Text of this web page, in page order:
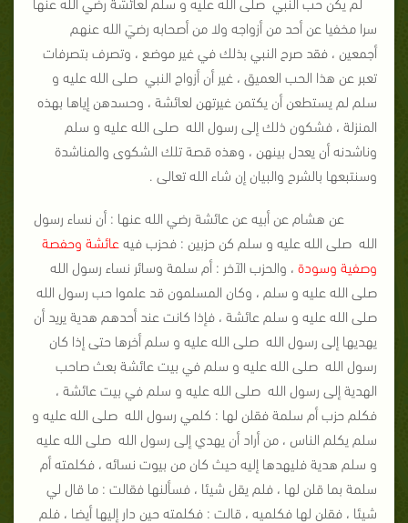
سرا مخفيا عن أحد من أزواجه ولا من أصحابه رضيَ الله عنهم
أجمعين ، فقد صرح النبي بذلك في غير موضع ، وتصرف بتصرفات
تعبر عن هذا الحب العميق ، غير أن أزواج النبي صلى الله عليه و
سلم لم يستطعن أن يكتمن غيرتهن لعائشة ، وحسدهن إياها بهذه
المنزلة ، فشكون ذلك إلى رسول الله صلى الله عليه و سلم
وناشدنه أن يعدل بينهن ، وهذه قصة تلك الشكوى والمناشدة
وسنتبعها بالشرح والبيان إن شاء الله تعالى .
عن هشام عن أبيه عن عائشة رضي الله عنها : أن نساء رسول
الله صلى الله عليه و سلم كن حزبين : فحزب فيه عائشة وحفصة
وصفية وسودة ، والحزب الآخر : أم سلمة وسائر نساء رسول الله
صلى الله عليه و سلم ، وكان المسلمون قد علموا حب رسول الله
صلى الله عليه و سلم عائشة ، فإذا كانت عند أحدهم هدية يريد أن
يهديها إلى رسول الله صلى الله عليه و سلم أخرها حتى إذا كان
رسول الله صلى الله عليه و سلم في بيت عائشة بعث صاحب
الهدية إلى رسول الله صلى الله عليه و سلم في بيت عائشة ،
فكلم حزب أم سلمة فقلن لها : كلمي رسول الله صلى الله عليه و
سلم يكلم الناس ، من أراد أن يهدي إلى رسول الله صلى الله عليه
و سلم هدية فليهدها إليه حيث كان من بيوت نسائه ، فكلمته أم
سلمة بما قلن لها ، فلم يقل شيئا ، فسألنها فقالت : ما قال لي
شيئا ، فقلن لها فكلميه ، قالت : فكلمته حين دار إليها أيضا ، فلم